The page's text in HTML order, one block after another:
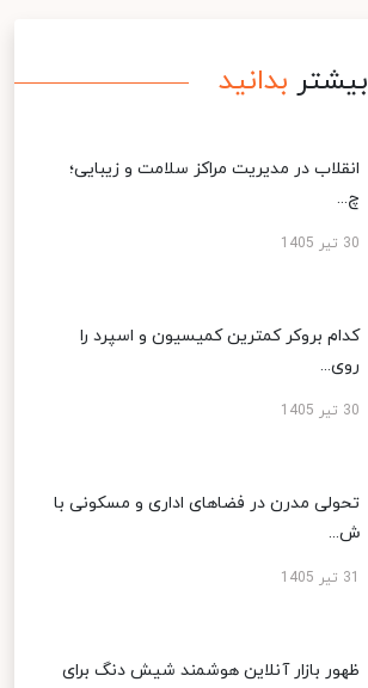
بیشتر بدانید
انقلاب در مدیریت مراکز سلامت و زیبایی؛
چ...
30 تیر 1405
کدام بروکر کمترین کمیسیون و اسپرد را
روی...
30 تیر 1405
تحولی مدرن در فضاهای اداری و مسکونی با
ش...
ظهور بازار آنلاین هوشمند شیش دنگ برای